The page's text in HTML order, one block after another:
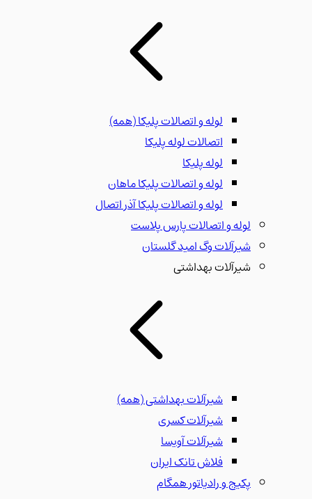
لوله و اتصالات پلیکا(همه)
اتصالات لوله پلیکا
لوله پلیکا
لوله و اتصالات پلیکا ماهان
لوله و اتصالات پلیکا آذر اتصال
لوله و اتصالات پارس پلاست
شیرآلات وگ امید گلستان
شیرآلات بهداشتی
شیرآلات بهداشتی(همه)
شیرآلات کسری
شیرآلات آویسا
فلاش تانک ایران
پکیج و رادیاتور همگام